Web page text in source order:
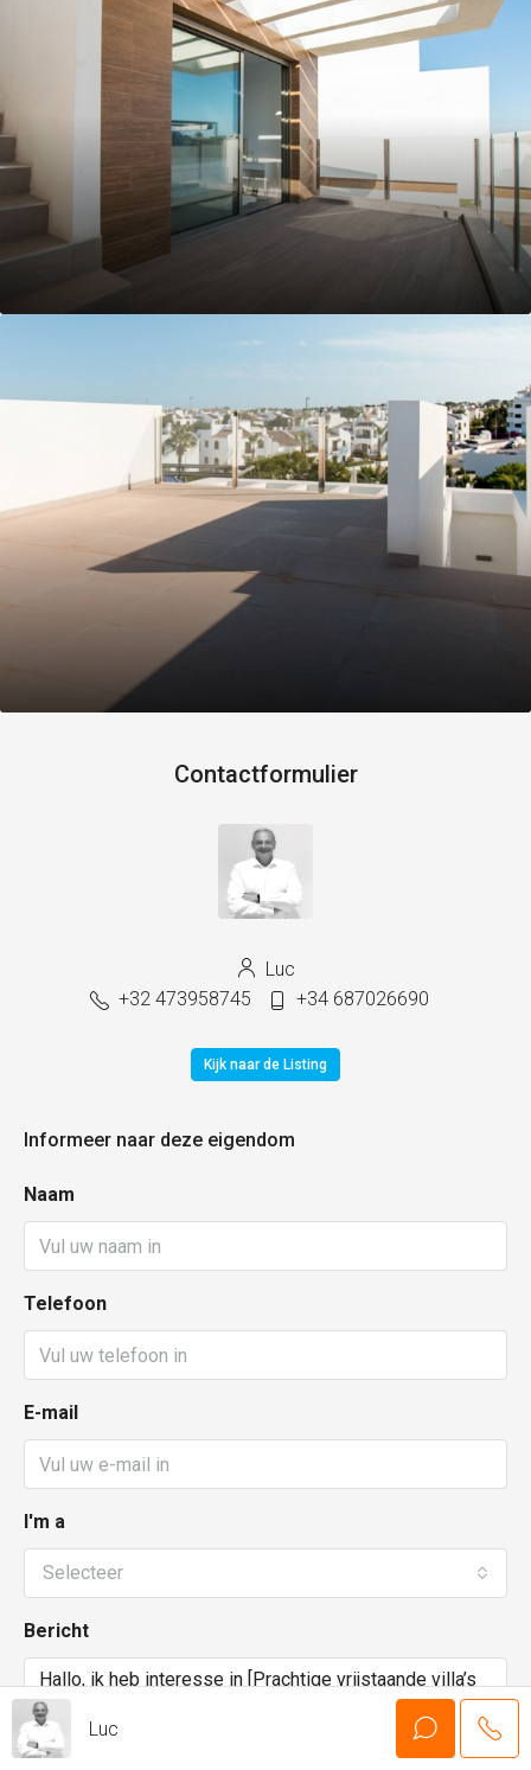
Contactformulier
Luc
+32 473958745
+34 687026690
Kijk naar de Listing
Informeer naar deze eigendom
Naam
Telefoon
E-mail
I'm a
Selecteer
Bericht
Luc